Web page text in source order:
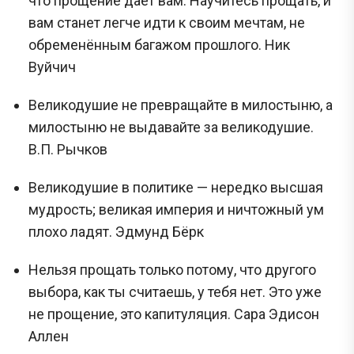
вам станет легче идти к своим мечтам, не
обременённым багажом прошлого. Ник
Вуйчич
Великодушие не превращайте в милостыню, а
милостыню не выдавайте за великодушие.
В.П. Рычков
Великодушие в политике — нередко высшая
мудрость; великая империя и ничтожный ум
плохо ладят. Эдмунд Бёрк
Нельзя прощать только потому, что другого
выбора, как ты считаешь, у тебя нет. Это уже
не прощение, это капитуляция. Сара Эдисон
Аллен